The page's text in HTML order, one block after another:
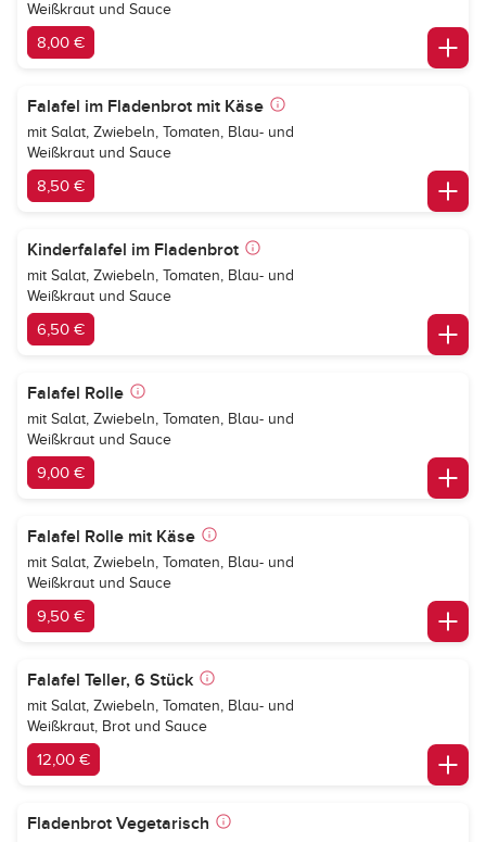
Weißkraut und Sauce
8,00 €
Falafel im Fladenbrot mit Käse
mit Salat, Zwiebeln, Tomaten, Blau- und
Weißkraut und Sauce
8,50 €
Kinderfalafel im Fladenbrot
mit Salat, Zwiebeln, Tomaten, Blau- und
Weißkraut und Sauce
6,50 €
Falafel Rolle
mit Salat, Zwiebeln, Tomaten, Blau- und
Weißkraut und Sauce
9,00 €
Falafel Rolle mit Käse
mit Salat, Zwiebeln, Tomaten, Blau- und
Weißkraut und Sauce
9,50 €
Falafel Teller, 6 Stück
mit Salat, Zwiebeln, Tomaten, Blau- und
Weißkraut, Brot und Sauce
12,00 €
Fladenbrot Vegetarisch